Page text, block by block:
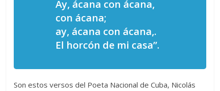
Ay, ácana con ácana,
con ácana;
ay, ácana con ácana,.
El horcón de mi casa”.
Son estos versos del Poeta Nacional de Cuba, Nicolás